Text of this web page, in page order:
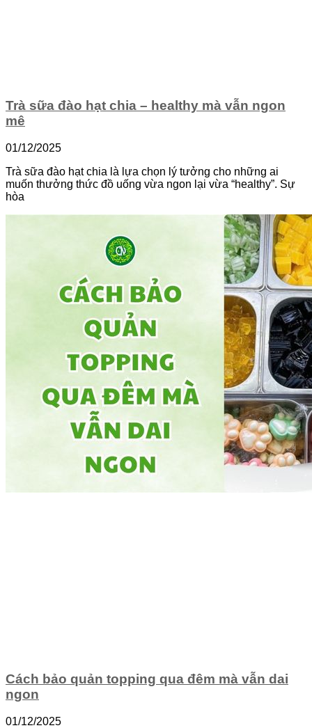
Trà sữa đào hạt chia – healthy mà vẫn ngon
mê
01/12/2025
Trà sữa đào hạt chia là lựa chọn lý tưởng cho những ai
muốn thưởng thức đồ uống vừa ngon lại vừa “healthy”. Sự
hòa
Cách bảo quản topping qua đêm mà vẫn dai
ngon
01/12/2025